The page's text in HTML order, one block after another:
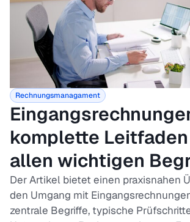
Rechnungsmanagament
komplette
allen wichtigen
Der Artikel bietet einen praxisnahen
den Umgang mit
zentrale Begriffe, typische